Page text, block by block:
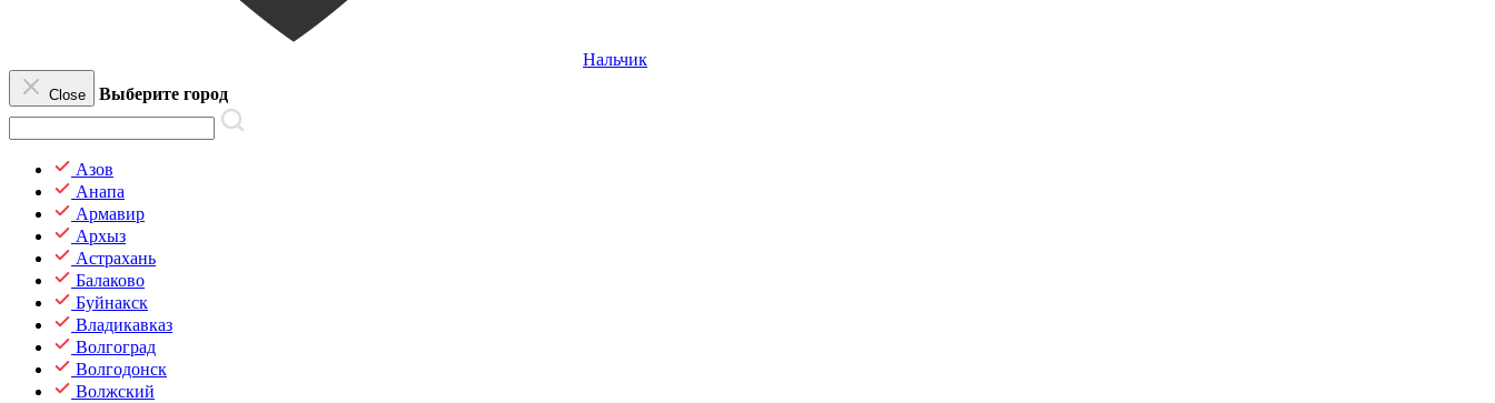
Нальчик
Close Выберите город
Азов
Анапа
Армавир
Архыз
Астрахань
Балаково
Буйнакск
Владикавказ
Волгоград
Волгодонск
Волжский